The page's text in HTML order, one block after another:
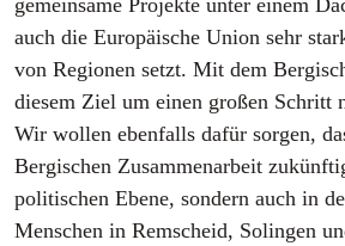
auch die Europäische Union sehr
von Regionen setzt. Mit dem
diesem Ziel um einen großen Schritt
Wir wollen ebenfalls dafür sorgen,
Bergischen Zusammenarbeit
politischen Ebene, sondern auch in
Menschen in Remscheid, Solingen